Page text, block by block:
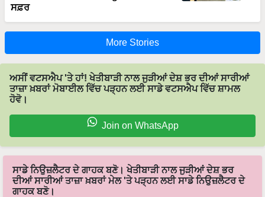
ਸਫ਼ਰ
More Stories
ਅਸੀਂ ਵਟਸਐਪ 'ਤੇ ਹਾਂ! ਖੇਤੀਬਾੜੀ ਨਾਲ ਜੁੜੀਆਂ ਦੇਸ਼ ਭਰ ਦੀਆਂ ਸਾਰੀਆਂ
ਤਾਜ਼ਾ ਖ਼ਬਰਾਂ ਮੋਬਾਈਲ ਵਿੱਚ ਪੜ੍ਹਨ ਲਈ ਸਾਡੇ ਵਟਸਐਪ ਵਿੱਚ ਸ਼ਾਮਲ
ਹੋਵੋ।
Join on WhatsApp
ਸਾਡੇ ਨਿਉਜ਼ਲੈਟਰ ਦੇ ਗਾਹਕ ਬਣੋ। ਖੇਤੀਬਾੜੀ ਨਾਲ ਜੁੜੀਆਂ ਦੇਸ਼ ਭਰ
ਦੀਆਂ ਸਾਰੀਆਂ ਤਾਜ਼ਾ ਖ਼ਬਰਾਂ ਮੇਲ 'ਤੇ ਪੜ੍ਹਨ ਲਈ ਸਾਡੇ ਨਿਉਜ਼ਲੈਟਰ ਦੇ
ਗਾਹਕ ਬਣੋ।